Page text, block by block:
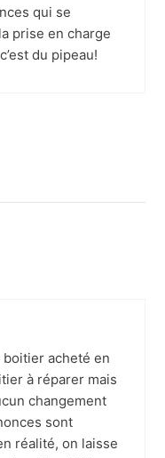
qui se
prise en charge
du pipeau!
acheté en
à réparer mais
changement
sont
réalité, on laisse